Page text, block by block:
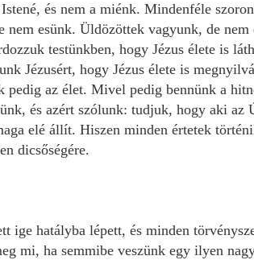
és nem a miénk. Mindenféle
nem esünk. Üldözöttek vagyunk, de
testünkben, hogy Jézus élete is
Jézusért, hogy Jézus élete is
pedig az élet. Mivel pedig bennünk a
és azért szólunk: tudjuk, hogy aki az
elé állít. Hiszen minden értetek
dicsőségére.
ige hatályba lépett, és minden
mi, ha semmibe veszünk egy ilyen